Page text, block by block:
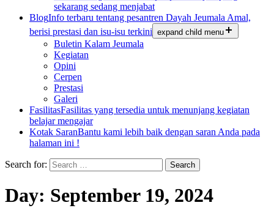
sekarang sedang menjabat
BlogInfo terbaru tentang pesantren Dayah Jeumala Amal,
berisi prestasi dan isu-isu terkini expand child menu
Buletin Kalam Jeumala
Kegiatan
Opini
Cerpen
Prestasi
Galeri
FasilitasFasilitas yang tersedia untuk menunjang kegiatan
belajar mengajar
Kotak SaranBantu kami lebih baik dengan saran Anda pada
halaman ini !
Search for:
Day: September 19, 2024